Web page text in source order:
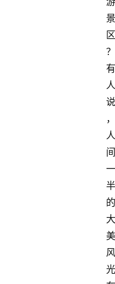
景
区
？
有
人
说
，
人
间
一
半
的
大
美
风
光